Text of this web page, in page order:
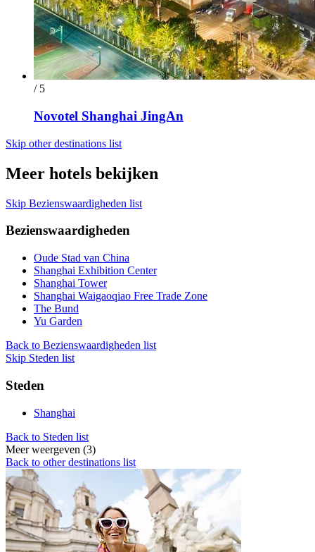
/ 5
Novotel Shanghai JingAn
Skip other destinations list
Meer hotels bekijken
Skip Bezienswaardigheden list
Bezienswaardigheden
Oude Stad van China
Shanghai Exhibition Center
Shanghai Tower
Shanghai Waigaoqiao Free Trade Zone
The Bund
Yu Garden
Back to Bezienswaardigheden list
Skip Steden list
Steden
Shanghai
Back to Steden list
Meer weergeven (3)
Back to other destinations list